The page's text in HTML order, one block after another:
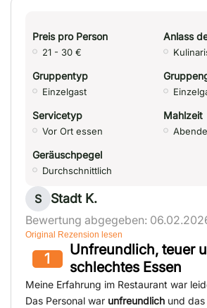
Preis pro Person
21 - 30 €
Anlass
Gruppentyp
Einzelgast
Servicetyp
Vor Ort essen
Mahlzeit
Geräuschpegel
Durchschnittlich
S Stadt K.
Bewertung abgegeben:
Original Rezension lesen
1
Unfreundlich, teuer
schlechtes Essen
Meine Erfahrung im Restaurant war
Das Personal war unfreundlich und das